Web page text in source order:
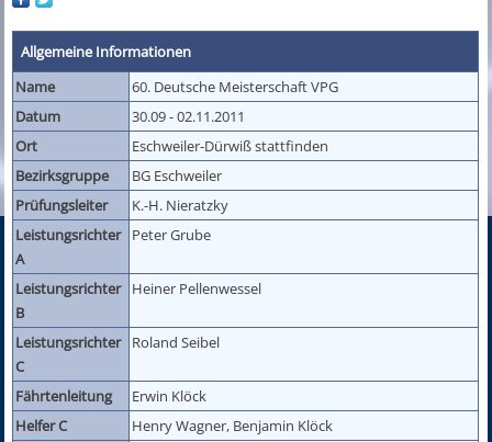
Allgemeine Informationen
Name
60. Deutsche Meisterschaft VPG
Datum
30.09 - 02.11.2011
Ort
Eschweiler-Dürwiß stattfinden
Bezirksgruppe
BG Eschweiler
Prüfungsleiter
K.-H. Nieratzky
Leistungsrichter
A
Peter Grube
Leistungsrichter
B
Heiner Pellenwessel
Leistungsrichter
C
Roland Seibel
Fährtenleitung
Erwin Klöck
Helfer C
Henry Wagner, Benjamin Klöck